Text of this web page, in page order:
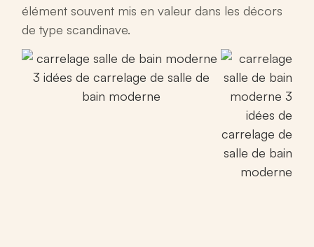
élément souvent mis en valeur dans les décors
de type scandinave.